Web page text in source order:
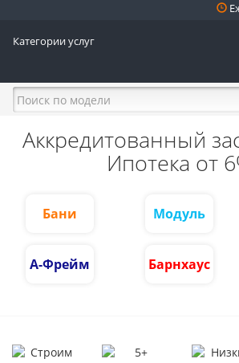
Категории услуг
Аккредитованный
Ипотека от
Бани Модуль
А-Фрейм Барнхаус